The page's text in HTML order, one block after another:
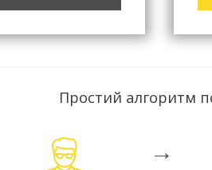
Простий алгоритм
→